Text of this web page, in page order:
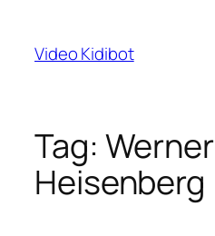
content
Video Kidibot
Tag: Werner
Heisenberg